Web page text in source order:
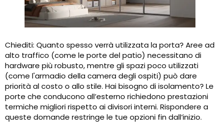
Chiediti: Quanto spesso verrà utilizzata la porta? Aree ad
alto traffico (come le porte del patio) necessitano di
hardware più robusto, mentre gli spazi poco utilizzati
(come l'armadio della camera degli ospiti) può dare
priorità al costo o allo stile. Hai bisogno di isolamento? Le
porte che conducono all’esterno richiedono prestazioni
termiche migliori rispetto ai divisori interni. Rispondere a
queste domande restringe le tue opzioni fin dall’inizio.